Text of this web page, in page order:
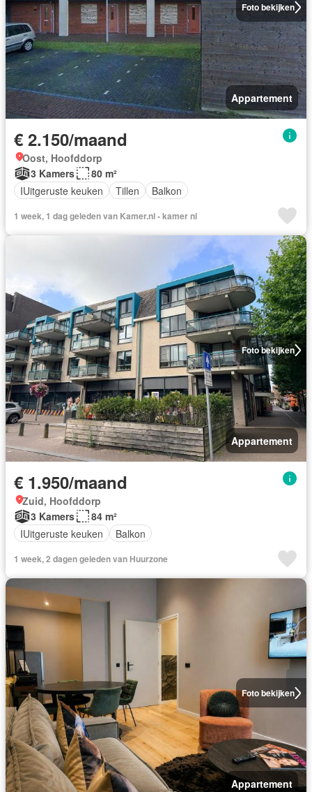
Foto bekijken
Appartement
€ 2.150/maand
Oost, Hoofddorp
3 Kamers
80 m²
IUitgeruste keuken
Tillen Balkon
1 week, 1 dag geleden van Kamer.nl - kamer nl
Foto bekijken
Appartement
€ 1.950/maand
Zuid, Hoofddorp
3 Kamers
84 m²
IUitgeruste keuken
Balkon
1 week, 2 dagen geleden van Huurzone
Foto bekijken
Appartement